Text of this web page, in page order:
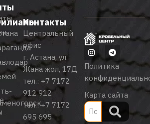
Контакты
Центральный
офис
г. Астана, ул.
Жана жол, 17Д
тел.: +7 7172
912 912
тел.:+7 7172
695 695
Политика
Карта сайта